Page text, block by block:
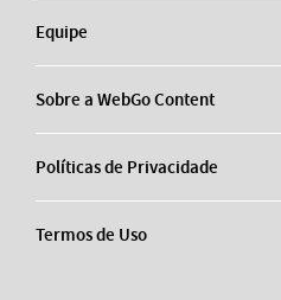
Equipe
Sobre a WebGo Content
Políticas de Privacidade
Termos de Uso